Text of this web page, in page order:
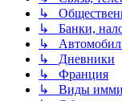
↳
↳ Банки,
↳
↳ Дневники
↳ Франция
↳ Виды